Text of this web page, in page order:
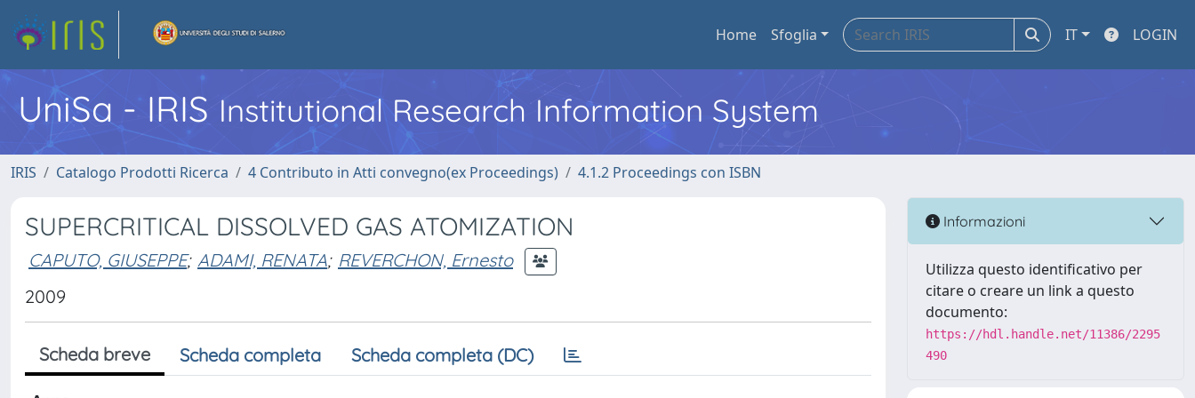
Home Sfoglia IT LOGIN
UniSa - IRIS Institutional Research Information System
IRIS Catalogo Prodotti Ricerca 4 Contributo in Atti convegno(ex Proceedings) 4.1.2 Proceedings con ISBN
SUPERCRITICAL DISSOLVED GAS ATOMIZATION
CAPUTO, GIUSEPPE; ADAMI, RENATA; REVERCHON, Ernesto
2009
Scheda breve Scheda completa Scheda completa (DC)
Informazioni
Utilizza questo identificativo per
citare o creare un link a questo
documento:
https://hdl.handle.net/11386/2295
490